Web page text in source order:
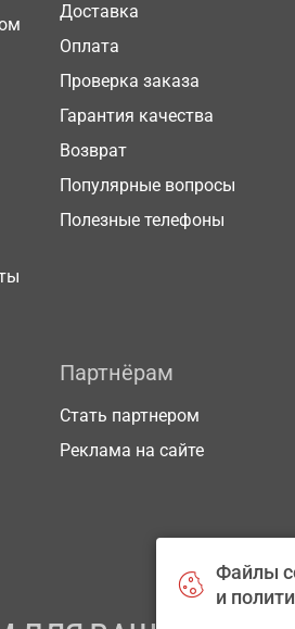
Доставка
Оплата
Проверка заказа
Гарантия качества
Возврат
Популярные вопросы
Полезные телефоны
Партнёрам
Стать партнером
Реклама на сайте
Файлы
и